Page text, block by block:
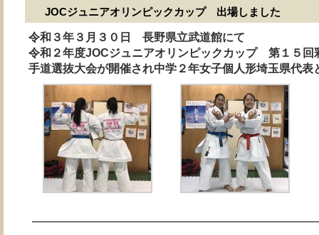
JOCジュニアオリンピックカップ 出場しました
令和３年３月３０日 長野県立武道館にて
令和２年度JOCジュニアオリンピックカップ 第１５
手道選抜大会が開催され中学２年女子個人形埼玉県代表